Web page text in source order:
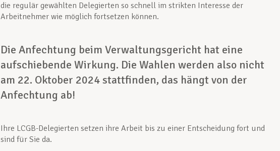
die regulär gewählten Delegierten so schnell im strikten Interesse der
Arbeitnehmer wie möglich fortsetzen können.
Die Anfechtung beim Verwaltungsgericht hat eine
aufschiebende Wirkung. Die Wahlen werden also nicht
am 22. Oktober 2024 stattfinden, das hängt von der
Anfechtung ab!
Ihre LCGB-Delegierten setzen ihre Arbeit bis zu einer Entscheidung fort und
sind für Sie da.